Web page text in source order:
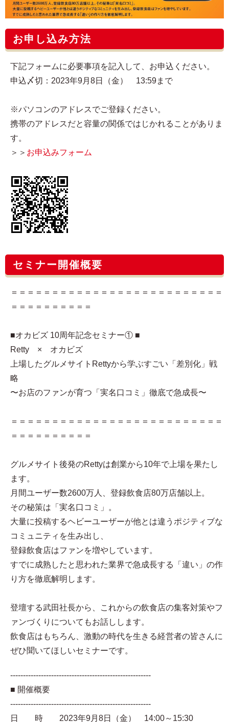
お申し込み方法
下記フォームに必要事項を記入して、お申込ください。
申込〆切：2023年9月8日（金） 13:59まで
※パソコンのアドレスでご登録ください。
携帯のアドレスだと容量の関係ではじかれることがありま
す。
＞＞ お申込みフォーム
セミナー開催概要
＝＝＝＝＝＝＝＝＝＝＝＝＝＝＝＝＝＝＝＝＝＝＝＝＝＝
＝＝＝＝＝＝＝＝＝＝
■オカビズ 10周年記念セミナー① ■
Retty × オカビズ
上場したグルメサイトRettyから学ぶすごい「差別化」戦
略
〜お店のファンが育つ「実名口コミ」徹底で急成長〜
＝＝＝＝＝＝＝＝＝＝＝＝＝＝＝＝＝＝＝＝＝＝＝＝＝＝
＝＝＝＝＝＝＝＝＝＝
グルメサイト後発のRettyは創業から10年で上場を果たし
ます。
月間ユーザー数2600万人、登録飲食店80万店舗以上。
その秘策は「実名口コミ」。
大量に投稿するヘビーユーザーが他とは違うポジティブな
コミュニティを生み出し、
登録飲食店はファンを増やしています。
すでに成熟したと思われた業界で急成長する「違い」の作
り方を徹底解明します。
登壇する武田社長から、これからの飲食店の集客対策やフ
ァンづくりについてもお話しします。
飲食店はもちろん、激動の時代を生きる経営者の皆さんに
ぜひ聞いてほしいセミナーです。
-------------------------------------------------------
■ 開催概要
-------------------------------------------------------
日 時 2023年9月8日（金） 14:00～15:30